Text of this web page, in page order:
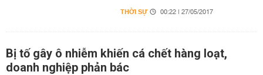
THỜI SỰ 00:22 | 27/05/2017
Bị tố gây ô nhiễm khiến cá chết hàng loạt,
doanh nghiệp phản bác